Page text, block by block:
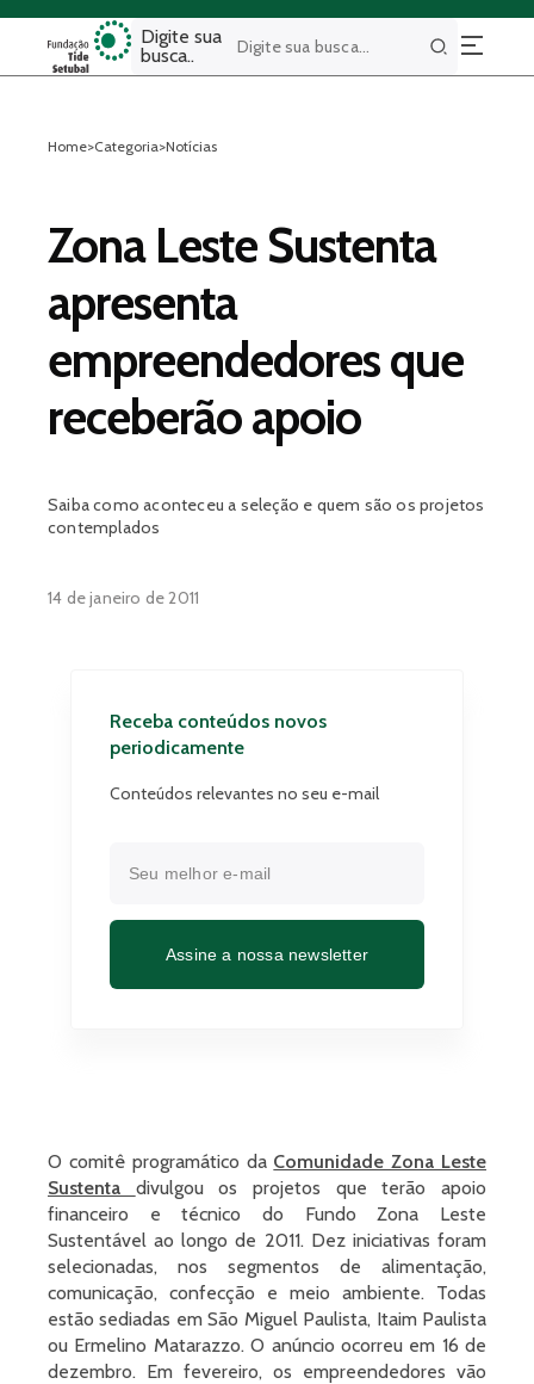
Digite sua
busca..
Buscar
Home>Categoria>Notícias
Zona Leste Sustenta
apresenta
empreendedores que
receberão apoio
Saiba como aconteceu a seleção e quem são os projetos
contemplados
14 de janeiro de 2011
O comitê programático da Comunidade Zona Leste
Sustenta divulgou os projetos que terão apoio
financeiro e técnico do Fundo Zona Leste
Sustentável ao longo de 2011. Dez iniciativas foram
selecionadas, nos segmentos de alimentação,
comunicação, confecção e meio ambiente. Todas
estão sediadas em São Miguel Paulista, Itaim Paulista
ou Ermelino Matarazzo. O anúncio ocorreu em 16 de
dezembro. Em fevereiro, os empreendedores vão
Receba conteúdos novos
periodicamente
Conteúdos relevantes no seu e-mail
Assine a nossa newsletter